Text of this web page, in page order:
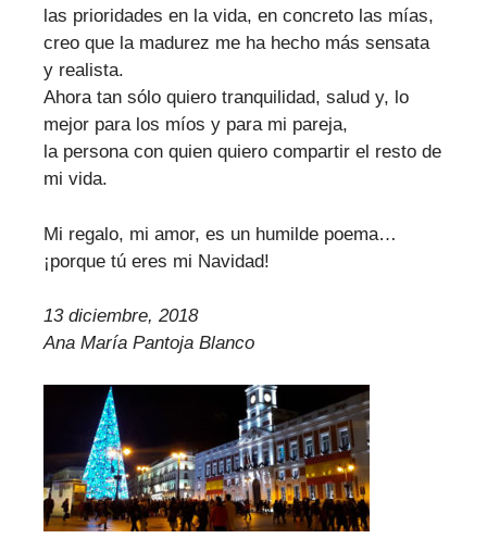
las prioridades en la vida, en concreto las mías,
creo que la madurez me ha hecho más sensata
y realista.
Ahora tan sólo quiero tranquilidad, salud y, lo
mejor para los míos y para mi pareja,
la persona con quien quiero compartir el resto de
mi vida.
Mi regalo, mi amor, es un humilde poema…
¡porque tú eres mi Navidad!
13 diciembre, 2018
Ana María Pantoja Blanco